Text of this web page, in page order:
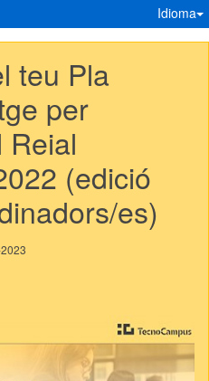
Idioma
teu Pla
per
Reial
(edició
es)